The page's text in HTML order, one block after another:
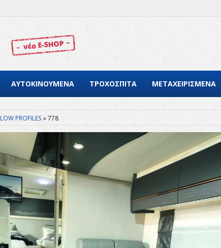
ΑΥΤΟΚΙΝΟΥΜΕΝΑ ΤΡΟΧΟΣΠΙΤΑ ΜΕΤΑΧΕΙΡΙΣΜΕΝΑ
LOW PROFILES 778